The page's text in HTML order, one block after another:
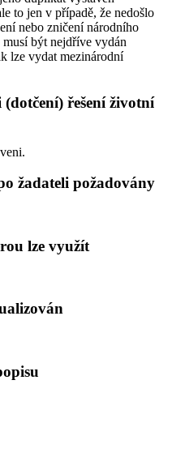
to jen v případě, že nedošlo
nebo zničení národního
být nejdříve vydán
lze vydat mezinárodní
řešení životní
žadateli požadovány
lze využít